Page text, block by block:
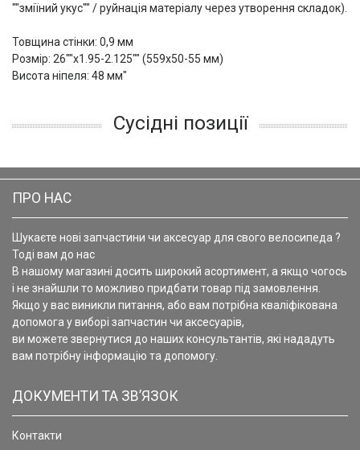
""зміїний укус"" / руйнація матеріалу через утворення складок).
Товщина стінки: 0,9 мм
Розмір: 26""x1.95-2.125"" (559x50-55 мм)
Висота ніпеля: 48 мм"
Сусідні позиції
ПРО НАС
Шукаєте нові запчастини чи аксесуар для свого велосипеда ?
Тоді вам до нас
В нашому магазині досить широкий асортимент, а якщо чогось
і не знайшли то можливо придбати товар під замовлення.
Якщо у вас виникли питання, або вам потрібна кваліфікована
допомога у виборі запчастин чи аксесуарів,
ви можете звернутися до наших консультантів, які нададуть
вам потрібну інформацію та допомогу.
ДОКУМЕНТИ ТА ЗВ’ЯЗОК
Контакти